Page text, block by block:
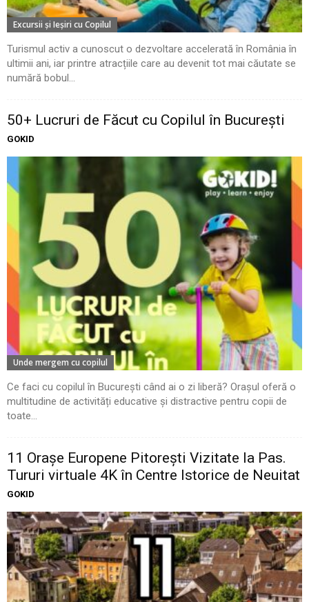
Excursii şi Ieşiri cu Copilul
Turismul activ a cunoscut o dezvoltare accelerată în România în
ultimii ani, iar printre atracțiile care au devenit tot mai căutate se
numără bobul...
50+ Lucruri de Făcut cu Copilul în București
GOKID
Unde mergem cu copilul
Ce faci cu copilul în București când ai o zi liberă? Orașul oferă o
multitudine de activități educative și distractive pentru copii de
toate...
11 Oraşe Europene Pitoreşti Vizitate la Pas.
Tururi virtuale 4K în Centre Istorice de Neuitat
GOKID